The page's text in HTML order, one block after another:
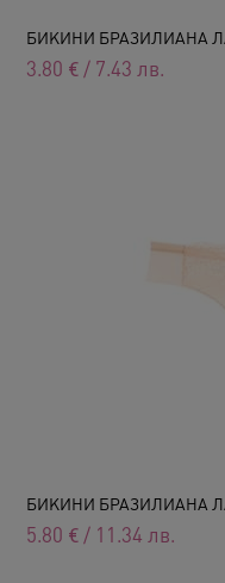
БИКИНИ БРАЗИЛИАНА
3.80 € / 7.43 лв.
БИКИНИ БРАЗИЛИАНА
5.80 € / 11.34 лв.